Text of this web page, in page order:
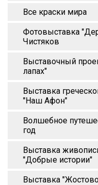
Все краски мира
Фотовыставка
Чистяков
Выставочный
лапах"
Выставка
"Наш Афон"
Волшебное
год
Выставка
"Добрые истории"
Выставка